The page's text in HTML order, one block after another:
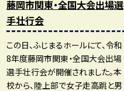
藤岡市関東・全国大会出場選
手壮行会
この日、ふじまるホールにて、令和
8年度藤岡市関東・全国大会出場
選手壮行会が開催されました。本
校から、陸上部で女子走高跳と男